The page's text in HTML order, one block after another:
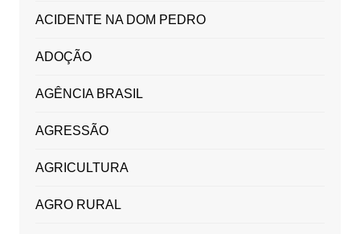
ACIDENTE NA DOM PEDRO
ADOÇÃO
AGÊNCIA BRASIL
AGRESSÃO
AGRICULTURA
AGRO RURAL